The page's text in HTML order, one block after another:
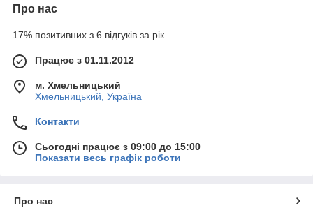
Про нас
17% позитивних з 6 відгуків за рік
Працює з 01.11.2012
м. Хмельницький
Хмельницький, Україна
Контакти
Сьогодні працює з 09:00 до 15:00
Показати весь графік роботи
Про нас